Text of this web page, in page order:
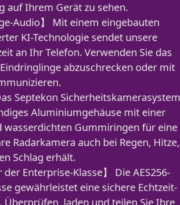
auf Ihrem Gerät zu sehen.
Audio】 Mit einem eingebauten
KI-Technologie sendet unsere
an Ihr Telefon. Verwenden Sie das
abzuschrecken oder mit
Septekon Sicherheitskamerasystem
Aluminiumgehäuse mit einer
Gummiringen für eine
Radarkamera auch bei Regen, Hitze,
Schlag erhält.
Enterprise-Klasse】 Die AES256-
gewährleistet eine sichere Echtzeit-
laden und teilen Sie Ihre